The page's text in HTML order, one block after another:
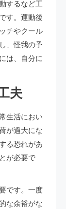
するなど工
す。運動後
チやクール
、怪我の予
は、自分に
夫
生活におい
が過大にな
る恐れがあ
が必要で
です。一度
な余裕がな